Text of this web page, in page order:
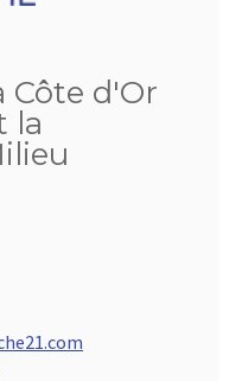
Côte d'Or
la